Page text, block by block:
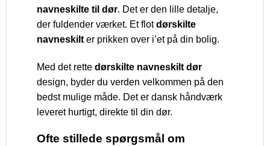
navneskilte til dør. Det er den lille detalje,
der fuldender værket. Et flotdørskilte
navneskilt er prikken over i’et på din bolig.
Med det rette dørskilte navneskilt dør
design, byder du verden velkommen på den
bedst mulige måde. Det er dansk håndværk
leveret hurtigt, direkte til din dør.
Ofte stillede spørgsmål om